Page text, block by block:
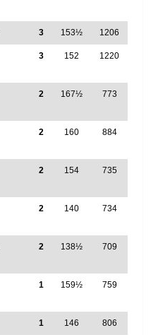
3 153½ 1206
3 152 1220
2 167½ 773
2 160 884
2 154 735
2 140 734
2 138½ 709
1 159½ 759
1 146 806